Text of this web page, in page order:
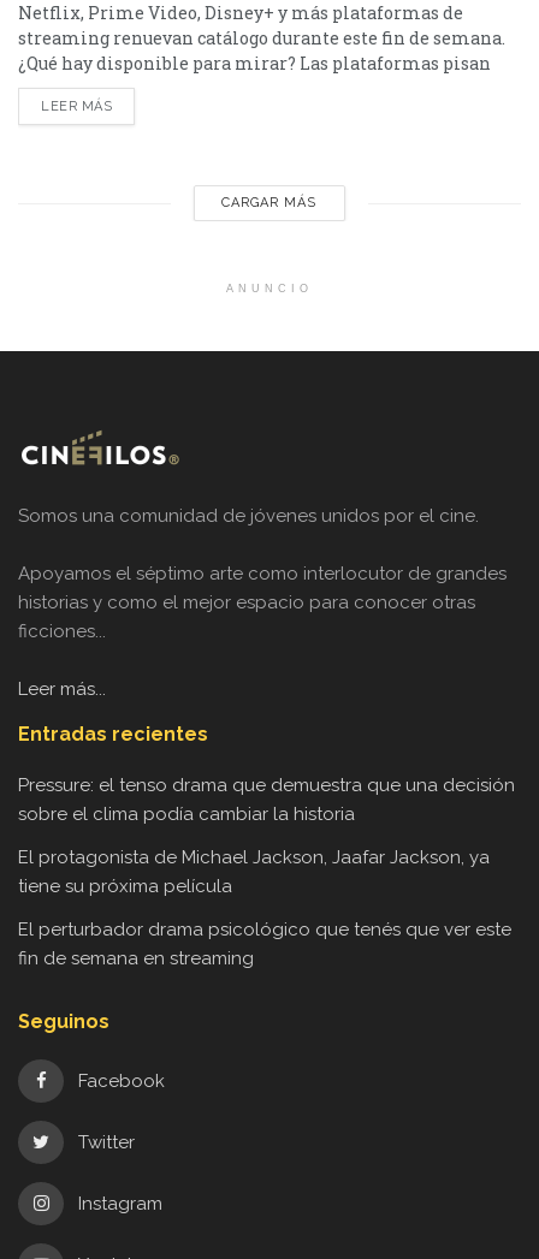
Netflix, Prime Video, Disney+ y más plataformas de
streaming renuevan catálogo durante este fin de semana.
¿Qué hay disponible para mirar? Las plataformas pisan
fuerte con una batería de lanzamientos que combinan
producciones locales y adaptaciones ambiciosas. De Netflix
LEER MÁS
CARGAR MÁS
ANUNCIO
Somos una comunidad de jóvenes unidos por el cine.
Apoyamos el séptimo arte como interlocutor de grandes
historias y como el mejor espacio para conocer otras
ficciones...
Leer más...
Entradas recientes
Pressure: el tenso drama que demuestra que una decisión
sobre el clima podía cambiar la historia
El protagonista de Michael Jackson, Jaafar Jackson, ya
tiene su próxima película
El perturbador drama psicológico que tenés que ver este
fin de semana en streaming
Seguinos
Facebook
Twitter
Instagram